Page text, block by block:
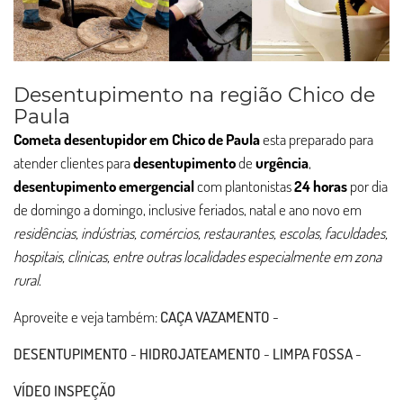
Desentupimento na região Chico de
Paula
Cometa desentupidor em Chico de Paulaesta preparado para
atender clientes paradesentupimentodeurgência,
desentupimentoemergencialcom plantonistas24 horaspor dia
de domingo a domingo, inclusive feriados, natal e ano novo em
residências, indústrias, comércios, restaurantes, escolas, faculdades,
hospitais, clinicas, entre outras localidades especialmente em zona
rural.
Aproveite e veja também:CAÇA VAZAMENTO -
DESENTUPIMENTO - HIDROJATEAMENTO - LIMPA FOSSA-
VÍDEO INSPEÇÃO